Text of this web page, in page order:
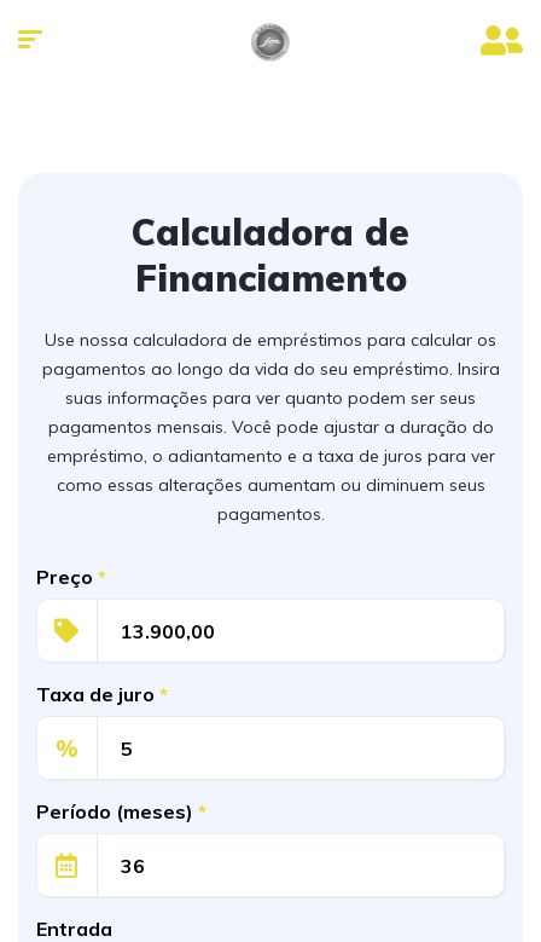
Calculadora de
Financiamento
Use nossa calculadora de empréstimos para calcular os
pagamentos ao longo da vida do seu empréstimo. Insira
suas informações para ver quanto podem ser seus
pagamentos mensais. Você pode ajustar a duração do
empréstimo, o adiantamento e a taxa de juros para ver
como essas alterações aumentam ou diminuem seus
pagamentos.
Preço *
Taxa de juro *
%
Período (meses) *
Entrada